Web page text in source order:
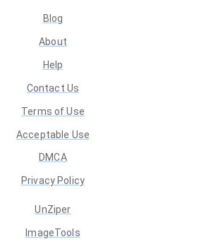
Blog
About
Help
Contact Us
Terms of Use
Acceptable Use
DMCA
Privacy Policy
UnZiper
ImageTools